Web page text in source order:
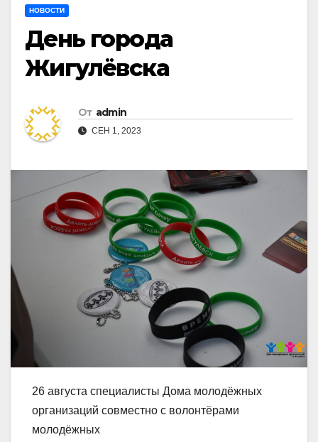
НОВОСТИ
День города
Жигулёвска
От admin
СЕН 1, 2023
26 августа специалисты Дома молодёжных
организаций совместно с волонтёрами
молодёжных